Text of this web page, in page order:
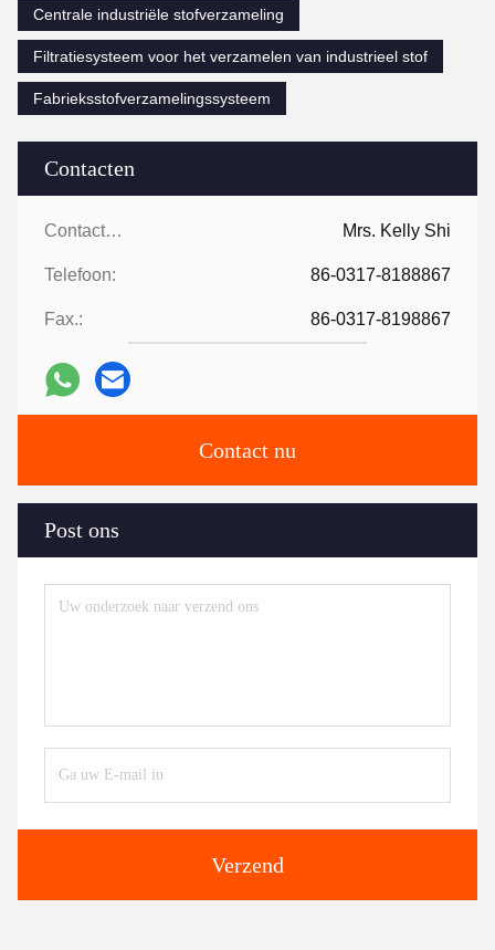
Contacten
Contacten: Mrs. Kelly Shi
Telefoon: 86-0317-8188867
Fax.: 86-0317-8198867
Contact nu
Post ons
Verzend
Centrale industriële stofverzameling
Filtratiesysteem voor het verzamelen van industrieel stof
Fabrieksstofverzamelingssysteem